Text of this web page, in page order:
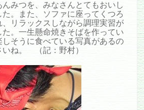
みつを、みなさんとてもおいし
。また、ソファに座ってくつろ
リラックスしながら調理実習が
。一生懸命焼きそばを作ってい
しそうに食べている写真があるの
いね。 （記：野村）